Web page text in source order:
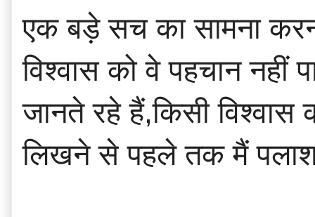
एक बड़े सच का सामना
विश्वास को वे पहचान
जानते रहे हैं,किसी विश्वास
लिखने से पहले तक मैं पलाश